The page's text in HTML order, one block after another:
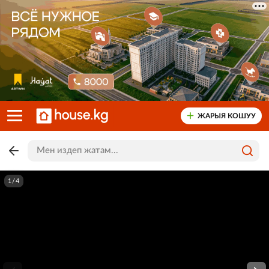
ЖАРЫЯ КОШУУ
1/4